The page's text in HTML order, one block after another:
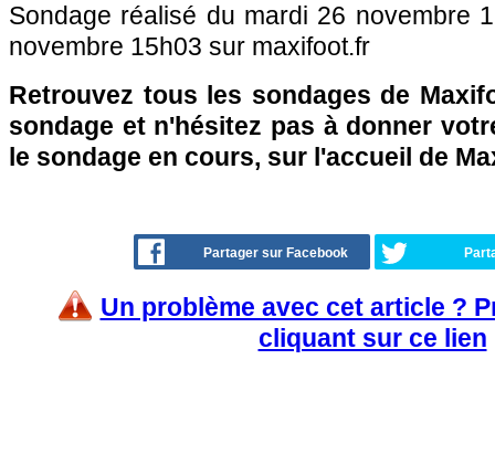
Sondage réalisé du mardi 26 novembre
novembre 15h03 sur maxifoot.fr
Retrouvez tous les sondages de
sondage et n'hésitez pas à donner
le sondage en cours, sur l'accueil de
Partager sur Facebook
Un problème avec cet article ?
cliquant sur ce lien